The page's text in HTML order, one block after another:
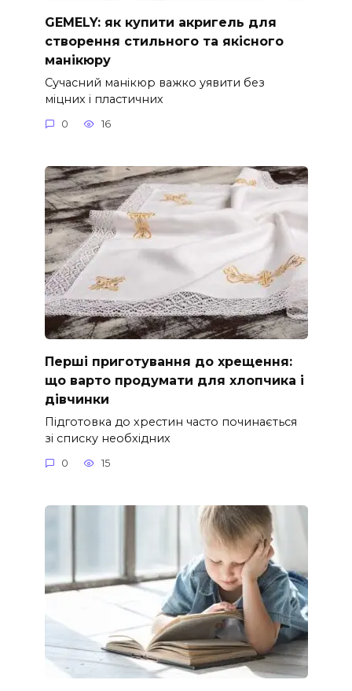
GEMELY: як купити акригель для
створення стильного та якісного
манікюру
Сучасний манікюр важко уявити без
міцних і пластичних
0 16
Перші приготування до хрещення:
що варто продумати для хлопчика і
дівчинки
Підготовка до хрестин часто починається
зі списку необхідних
0 15